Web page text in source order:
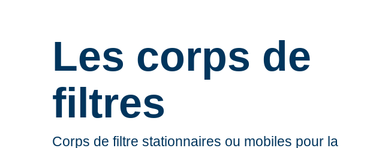
Les corps de
filtres
Corps de filtre stationnaires ou mobiles pour la